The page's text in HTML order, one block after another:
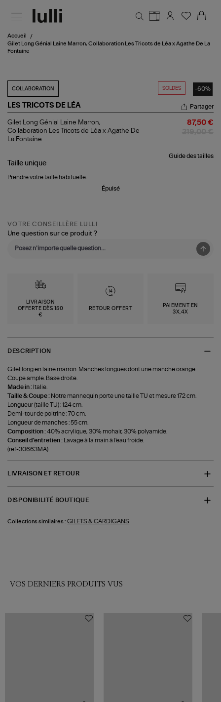
Accueil
Gilet Long Génial Laine Marron, Collaboration Les Tricots de Léa x Agathe De La
Fontaine
SOLDES -60%
COLLABORATION
LES TRICOTS DE LÉA
Gilet
Long
Génial
Collaboration
Tricots
La
Fontaine
Partager
Gilet Long Génial Laine Marron,
Collaboration Les Tricots de Léa x Agathe De
La Fontaine
87,50 €
Guide des tailles
Taille unique
Prendre votre taille habituelle.
Épuisé
VOTRE CONSEILLÈRE LULLI
Une question sur ce produit ?
LIVRAISON
OFFERTE DÈS 150
€
RETOUR OFFERT
PAIEMENT EN
3X,4X
DESCRIPTION
Gilet long en laine marron. Manches longues dont une manche orange.
Coupe ample. Base droite.
Made in : Italie.
Taille & Coupe : Notre mannequin porte une taille TU et mesure 172 cm.
Longueur (taille TU) : 124 cm.
Demi-tour de poitrine : 70 cm.
Longueur de manches : 55 cm.
Composition :40% acrylique, 30% mohair, 30% polyamide.
Conseil d'entretien :
Lavage à la main à l'eau froide.
(ref-30663MA)
LIVRAISON ET RETOUR
DISPONIBILITÉ BOUTIQUE
Collections similaires : GILETS & CARDIGANS
VOS DERNIERS PRODUITS VUS